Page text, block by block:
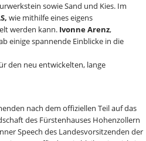
sowie Sand und Kies. Im
wie mithilfe eines eigens
werden kann. Ivonne Arenz,
einige spannende Einblicke in die
den neu entwickelten, lange
nach dem offiziellen Teil auf das
des Fürstenhauses Hohenzollern
Speech des Landesvorsitzenden der